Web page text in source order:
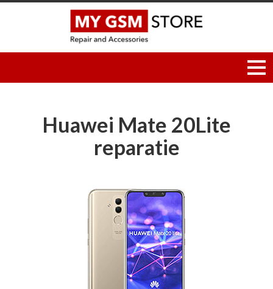
Huawei Mate 20Lite
reparatie